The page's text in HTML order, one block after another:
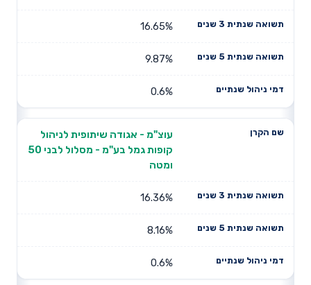
16.65%
9.87%
0.6%
עוצ"מ - אגודה שיתופית לניהול
קופות גמל בע"מ - מסלול לבני 50
ומטה
16.36%
8.16%
0.6%